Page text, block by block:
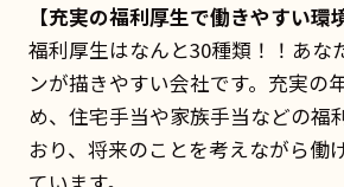
【充実の福利厚生で働きやすい環
福利厚生はなんと30種類！！あな
ンが描きやすい会社です。充実の
め、住宅手当や家族手当などの福
おり、将来のことを考えながら働